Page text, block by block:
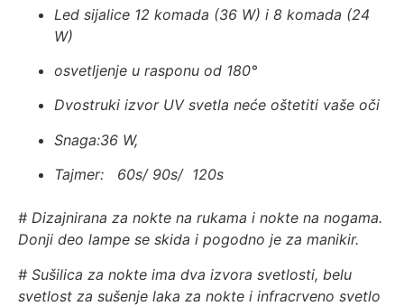
Led sijalice 12 komada (36 W) i 8 komada (24
W)
osvetljenje u rasponu od 180°
Dvostruki izvor UV svetla neće oštetiti vaše oči
Snaga:36 W,
Tajmer: 60s/ 90s/ 120s
# Dizajnirana za nokte na rukama i nokte na nogama.
Donji deo lampe se skida i pogodno je za manikir.
# Sušilica za nokte ima dva izvora svetlosti, belu
svetlost za sušenje laka za nokte i infracrveno svetlo